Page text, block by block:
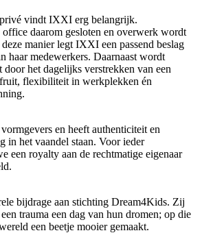
vindt IXXI erg belangrijk.
daarom gesloten en overwerk wordt
manier legt IXXI een passend beslag
haar medewerkers. Daarnaast wordt
het dagelijks verstrekken van een
flexibiliteit in werkplekken én
en heeft authenticiteit en
in het vaandel staan. Voor ieder
een royalty aan de rechtmatige eigenaar
bijdrage aan stichting Dream4Kids. Zij
trauma een dag van hun dromen; op die
een beetje mooier gemaakt.